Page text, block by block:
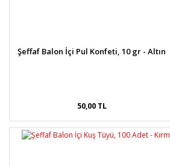
Şeffaf Balon İçi Pul Konfeti, 10 gr - Altın
50,00 TL